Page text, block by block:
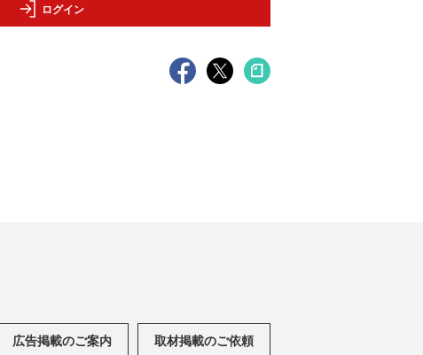
ログイン
広告掲載のご案内 取材掲載のご依頼